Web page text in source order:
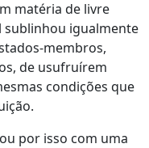
matéria de livre
sublinhou igualmente
membros,
de usufruírem
condições que
por isso com uma